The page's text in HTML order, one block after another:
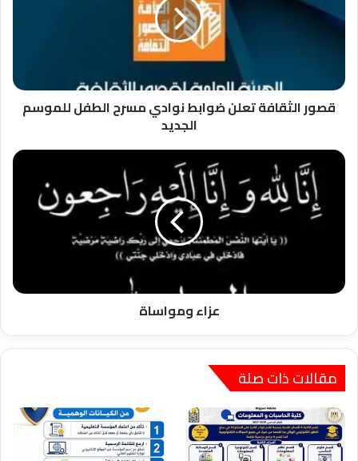
ضوابط
نوادي
مسرح
الطفل
الجديد
قصور الثقافة تعلن ضوابط نوادي مسرح الطفل للموسم
الجديد
عزاء
ومواساة
عزاء ومواساة
مقالات ذات صلة